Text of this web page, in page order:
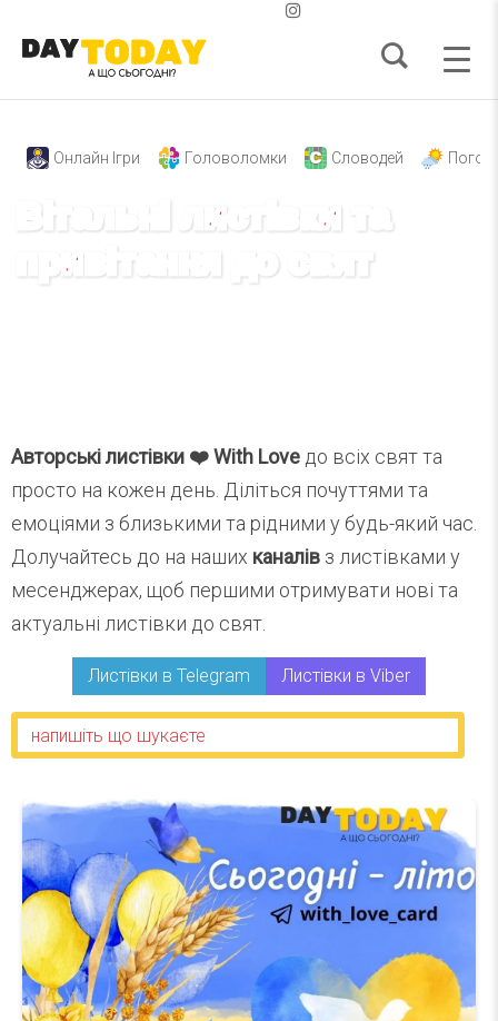
Онлайн Ігри Головоломки Словодей
Вітальні листівки та
привітання до свят
Авторські листівки ❤️ With Love до всіх свят та
просто на кожен день. Діліться почуттями та
емоціями з близькими та рідними у будь-який час.
Долучайтесь до на наших каналів з листівками у
месенджерах, щоб першими отримувати нові та
актуальні листівки до свят.
Листівки в Telegram Листівки в Viber